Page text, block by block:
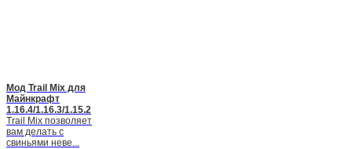
Мод Trail Mix для
Майнкрафт
1.16.4/1.16.3/1.15.2
Trail Mix позволяет
вам делать с
свиньями неве...